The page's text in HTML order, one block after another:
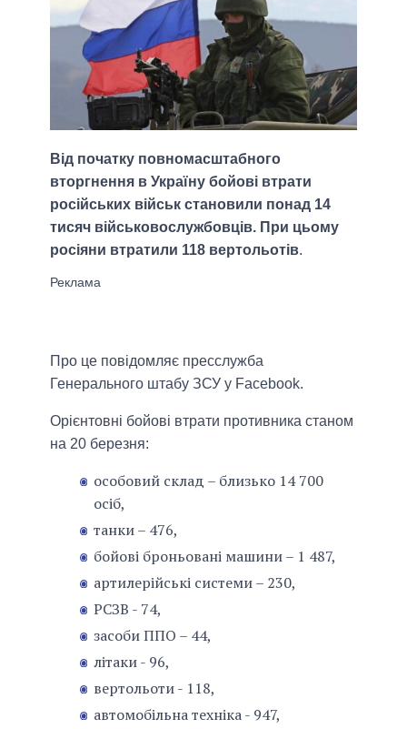
Від початку повномасштабного
вторгнення в Україну бойові втрати
російських військ становили понад 14
тисяч військовослужбовців. При цьому
росіяни втратили 118 вертольотів.
Про це повідомляє пресслужба
Генерального штабу ЗСУ у Facebook.
Орієнтовні бойові втрати противника станом
на 20 березня:
особовий склад – близько 14 700
осіб,
танки – 476,
бойові броньовані машини – 1 487,
артилерійські системи – 230,
РСЗВ - 74,
засоби ППО – 44,
літаки - 96,
вертольоти - 118,
автомобільна техніка - 947,